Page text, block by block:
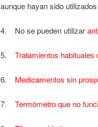
aunque hayan sido
4. No se pueden utilizar
5. Tratamientos habituales
6. Medicamentos sin
7. Termómetro que no